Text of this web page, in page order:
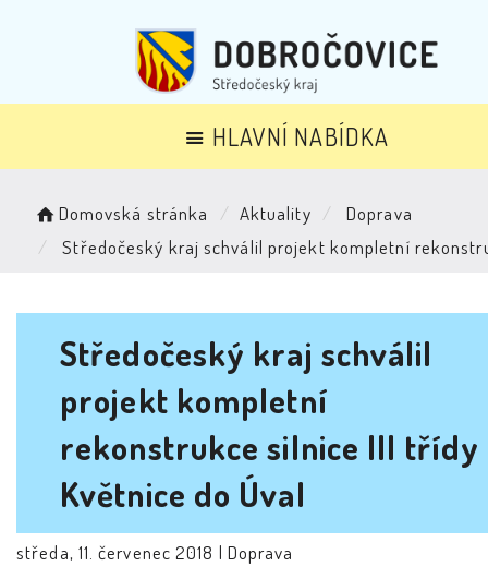
HLAVNÍ NABÍDKA
Domovská stránka Aktuality
Doprava
Středočeský kraj schválil projekt kompletní
Středočeský kraj schválil
projekt kompletní
rekonstrukce silnice III třídy
Květnice do Úval
středa, 11. červenec 2018 | Doprava